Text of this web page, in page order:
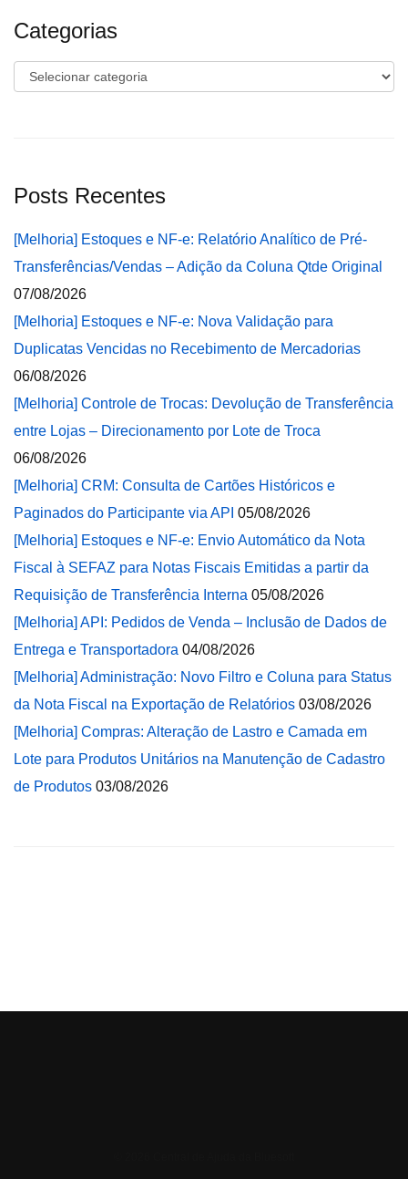
Categorias
Categorias
Posts Recentes
[Melhoria] Estoques e NF-e: Relatório Analítico de Pré-
Transferências/Vendas – Adição da Coluna Qtde Original
07/08/2026
[Melhoria] Estoques e NF-e: Nova Validação para
Duplicatas Vencidas no Recebimento de Mercadorias
06/08/2026
[Melhoria] Controle de Trocas: Devolução de Transferência
entre Lojas – Direcionamento por Lote de Troca
06/08/2026
[Melhoria] CRM: Consulta de Cartões Históricos e
Paginados do Participante via API 05/08/2026
[Melhoria] Estoques e NF-e: Envio Automático da Nota
Fiscal à SEFAZ para Notas Fiscais Emitidas a partir da
Requisição de Transferência Interna 05/08/2026
[Melhoria] API: Pedidos de Venda – Inclusão de Dados de
Entrega e Transportadora 04/08/2026
[Melhoria] Administração: Novo Filtro e Coluna para Status
da Nota Fiscal na Exportação de Relatórios 03/08/2026
[Melhoria] Compras: Alteração de Lastro e Camada em
Lote para Produtos Unitários na Manutenção de Cadastro
de Produtos 03/08/2026